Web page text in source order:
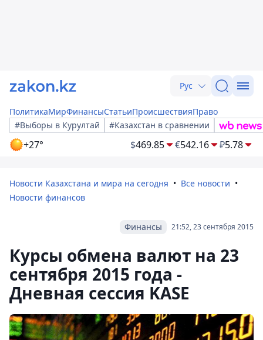
Рус
ПолитикаМирФинансыСтатьиПроисшествияПраво
#Выборы в Курултай
#Казахстан в сравнении
+27° $469.85 €542.16 ₽5.78
Новости Казахстана и мира на сегодня
Все новости
Новости финансов
21:52, 23 сентября 2015
Финансы
Курсы обмена валют на 23
сентября 2015 года -
Дневная сессия KASE